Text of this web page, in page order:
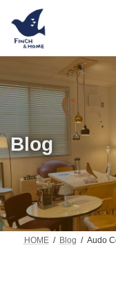
ツ
ス
キ
ッ
プ
シ
ン
に
移
動
Blog
HOME Blog Audo